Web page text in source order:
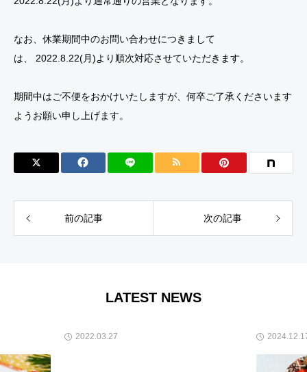
なお、休業期間中のお問い合わせにつきまして
は、 2022.8.22(月)より順次対応させていただきます。
期間中はご不便をおかけいたしますが、何卒ご了承くださいます
ようお願い申し上げます。
前の記事 次の記事
LATEST NEWS
2022.03.27 2024.12.17